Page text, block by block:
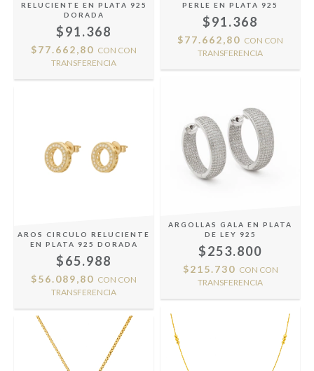
RELUCIENTE EN PLATA 925
DORADA
$91.368
$77.662,80 CON CON
TRANSFERENCIA
PERLE EN PLATA 925
$91.368
$77.662,80 CON CON
TRANSFERENCIA
AROS CIRCULO RELUCIENTE
EN PLATA 925 DORADA
$65.988
$56.089,80 CON CON
TRANSFERENCIA
ARGOLLAS GALA EN PLATA
DE LEY 925
$253.800
$215.730 CON CON
TRANSFERENCIA